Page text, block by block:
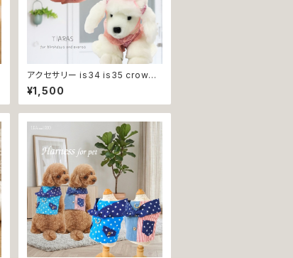
アクセサリー is34 is35 crown
ライトピンク ピンク 犬 王冠 ティア
ラ イベント パーティー 誕生日 犬
猫 ペット 返品交換不可
¥1,500